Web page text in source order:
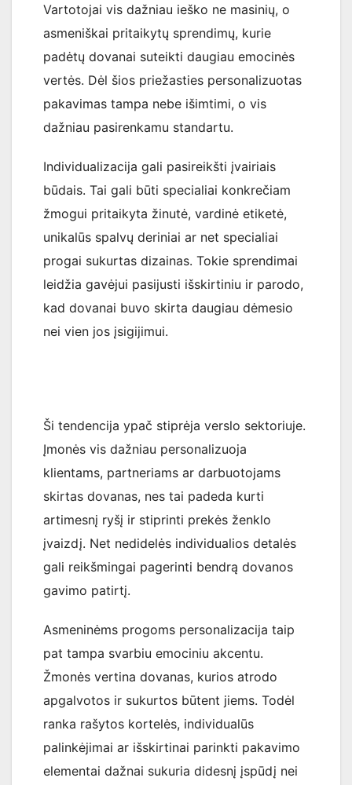
Vartotojai vis dažniau ieško ne masinių, o
asmeniškai pritaikytų sprendimų, kurie
padėtų dovanai suteikti daugiau emocinės
vertės. Dėl šios priežasties personalizuotas
pakavimas tampa nebe išimtimi, o vis
dažniau pasirenkamu standartu.
Individualizacija gali pasireikšti įvairiais
būdais. Tai gali būti specialiai konkrečiam
žmogui pritaikyta žinutė, vardinė etiketė,
unikalūs spalvų deriniai ar net specialiai
progai sukurtas dizainas. Tokie sprendimai
leidžia gavėjui pasijusti išskirtiniu ir parodo,
kad dovanai buvo skirta daugiau dėmesio
nei vien jos įsigijimui.
Ši tendencija ypač stiprėja verslo sektoriuje.
Įmonės vis dažniau personalizuoja
klientams, partneriams ar darbuotojams
skirtas dovanas, nes tai padeda kurti
artimesnį ryšį ir stiprinti prekės ženklo
įvaizdį. Net nedidelės individualios detalės
gali reikšmingai pagerinti bendrą dovanos
gavimo patirtį.
Asmeninėms progoms personalizacija taip
pat tampa svarbiu emociniu akcentu.
Žmonės vertina dovanas, kurios atrodo
apgalvotos ir sukurtos būtent jiems. Todėl
ranka rašytos kortelės, individualūs
palinkėjimai ar išskirtinai parinkti pakavimo
elementai dažnai sukuria didesnį įspūdį nei